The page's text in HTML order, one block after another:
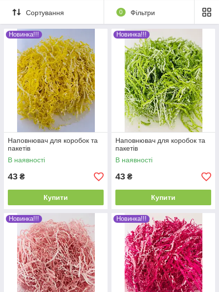
Сортування 0 Фільтри
Новинка!!!
Наповнювач для коробок та
пакетів
В наявності
43 ₴
Купити
Новинка!!!
Наповнювач для коробок та
пакетів
В наявності
43 ₴
Купити
Новинка!!! Новинка!!!